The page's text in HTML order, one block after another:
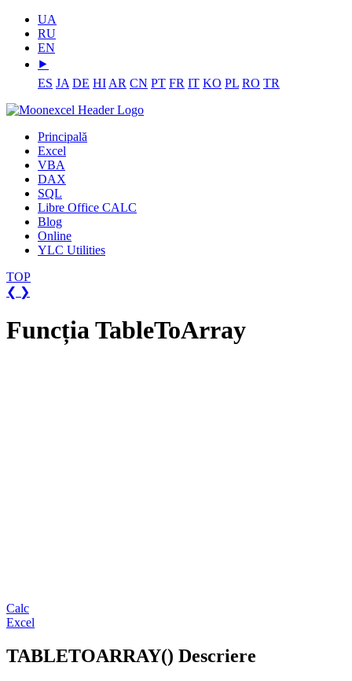
UA
RU
EN
⯈
ES JA DE HI AR CN PT FR IT KO PL RO TR
Principală
Excel
VBA
DAX
SQL
Libre Office CALC
Blog
Online
YLC Utilities
TOP
❮ ❯
Funcția TableToArray
Calc
Excel
TABLETOARRAY() Descriere